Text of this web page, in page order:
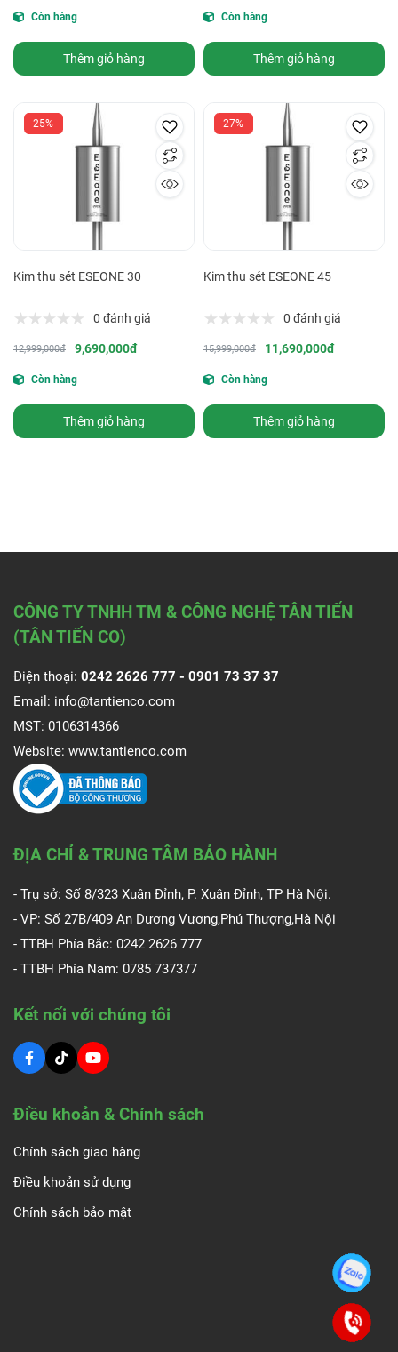
Còn hàng
Thêm giỏ hàng
Còn hàng
Thêm giỏ hàng
25%
Kim thu sét ESEONE 30
0 đánh giá
12,999,000đ 9,690,000đ
Còn hàng
Thêm giỏ hàng
27%
Kim thu sét ESEONE 45
0 đánh giá
15,999,000đ 11,690,000đ
Còn hàng
Thêm giỏ hàng
CÔNG TY TNHH TM & CÔNG NGHỆ TÂN TIẾN
(TÂN TIẾN CO)
Điện thoại: 0242 2626 777 - 0901 73 37 37
Email: info@tantienco.com
MST: 0106314366
Website: www.tantienco.com
ĐỊA CHỈ & TRUNG TÂM BẢO HÀNH
- Trụ sở: Số 8/323 Xuân Đỉnh, P. Xuân Đỉnh, TP Hà Nội.
- VP: Số 27B/409 An Dương Vương,Phú Thượng,Hà Nội
- TTBH Phía Bắc: 0242 2626 777
- TTBH Phía Nam: 0785 737377
Kết nối với chúng tôi
Điều khoản & Chính sách
Chính sách giao hàng
Điều khoản sử dụng
Chính sách bảo mật